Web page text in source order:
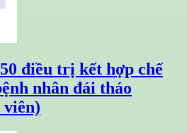
điều trị kết hợp chế
nhân đái tháo
viên)